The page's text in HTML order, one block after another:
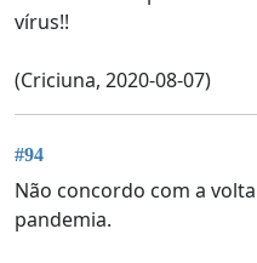
vírus!!
(Criciuna, 2020-08-07)
#94
Não concordo com a
pandemia.